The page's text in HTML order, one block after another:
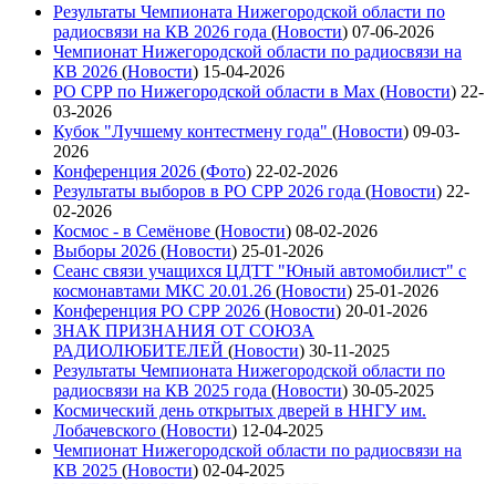
Результаты Чемпионата Нижегородской области по
радиосвязи на КВ 2026 года (Новости) 07-06-2026
Чемпионат Нижегородской области по радиосвязи на
КВ 2026 (Новости) 15-04-2026
РО СРР по Нижегородской области в Max (Новости) 22-
03-2026
Кубок "Лучшему контестмену года" (Новости) 09-03-
2026
Конференция 2026 (Фото) 22-02-2026
Результаты выборов в РО СРР 2026 года (Новости) 22-
02-2026
Космос - в Семёнове (Новости) 08-02-2026
Выборы 2026 (Новости) 25-01-2026
Сеанс связи учащихся ЦДТТ "Юный автомобилист" с
космонавтами МКС 20.01.26 (Новости) 25-01-2026
Конференция РО СРР 2026 (Новости) 20-01-2026
ЗНАК ПРИЗНАНИЯ ОТ СОЮЗА
РАДИОЛЮБИТЕЛЕЙ (Новости) 30-11-2025
Результаты Чемпионата Нижегородской области по
радиосвязи на КВ 2025 года (Новости) 30-05-2025
Космический день открытых дверей в ННГУ им.
Лобачевского (Новости) 12-04-2025
Чемпионат Нижегородской области по радиосвязи на
КВ 2025 (Новости) 02-04-2025